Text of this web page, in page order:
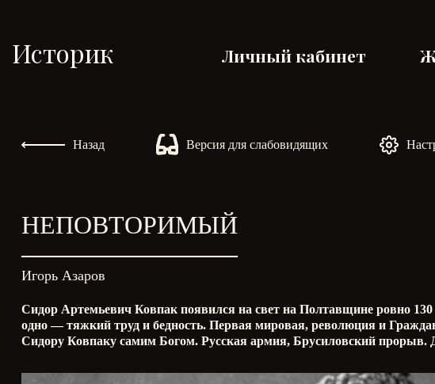
Историк Личный кабинет
Назад Версия для слабовидящих
НЕПОВТОРИМЫЙ
Игорь Азаров
Сидор Артемьевич Ковпак появился на свет на Полтавщине ровно
одно — тяжкий труд и бедность. Первая мировая, революция и
Сидору Ковпаку самим Богом. Русская армия, Брусиловский прорыв.